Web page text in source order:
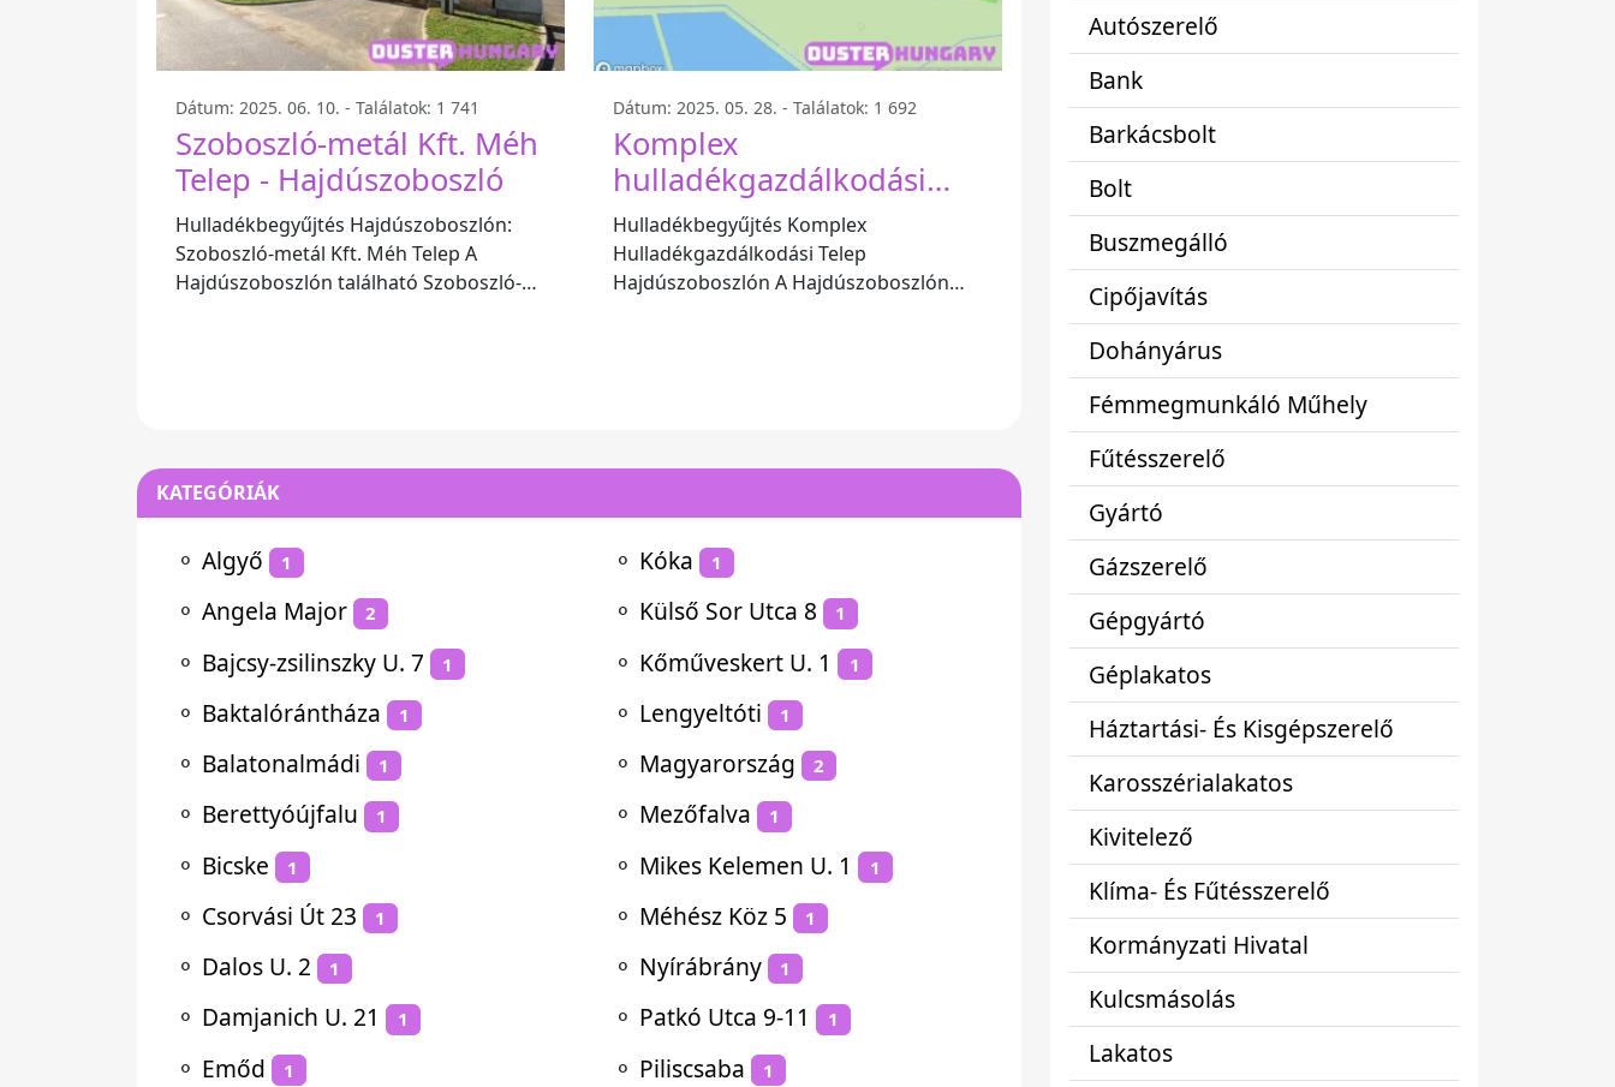
Dátum: 2025. 06. 10. - Találatok: 1 741
Szoboszló-metál Kft. Méh
Telep - Hajdúszoboszló
Hulladékbegyűjtés Hajdúszoboszlón:
Szoboszló-metál Kft. Méh Telep A
Hajdúszoboszlón található Szoboszló-
Dátum: 2025. 05. 28. - Találatok: 1 692
Komplex
hulladékgazdálkodási
telep - Hajdúszoboszló
Hulladékbegyűjtés Komplex
Hulladékgazdálkodási Telep
Hajdúszoboszlón A Hajdúszoboszlón
KATEGÓRIÁK
⚬ Algyő 1
⚬ Angela Major 2
⚬ Bajcsy-zsilinszky U. 7 1
⚬ Baktalórántháza 1
⚬ Balatonalmádi 1
⚬ Berettyóújfalu 1
⚬ Bicske 1
⚬ Csorvási Út 23 1
⚬ Dalos U. 2 1
⚬ Damjanich U. 21 1
⚬ Emőd 1
⚬ Kóka 1
⚬ Külső Sor Utca 8 1
⚬ Kőműveskert U. 1 1
⚬ Lengyeltóti 1
⚬ Magyarország 2
⚬ Mezőfalva 1
⚬ Mikes Kelemen U. 1 1
⚬ Méhész Köz 5 1
⚬ Nyírábrány 1
⚬ Patkó Utca 9-11 1
⚬ Piliscsaba 1
Autószerelő
Bank
Barkácsbolt
Bolt
Buszmegálló
Cipőjavítás
Dohányárus
Fémmegmunkáló Műhely
Fűtésszerelő
Gyártó
Gázszerelő
Gépgyártó
Géplakatos
Háztartási- És Kisgépszerelő
Karosszérialakatos
Kivitelező
Klíma- És Fűtésszerelő
Kormányzati Hivatal
Kulcsmásolás
Lakatos